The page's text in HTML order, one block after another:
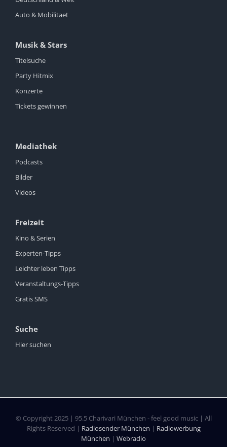
Auto & Mobilitaet
Musik & Stars
Titelsuche
Party Hitmix
Konzerte
Tickets gewinnen
Mediathek
Podcasts
Bilder
Videos
Freizeit
Kino & Serien
Experten-Tipps
Leichter leben Tipps
Veranstaltungs-Tipps
Gratis SMS
Suche
Hier suchen
© Copyright 2025 | 95.5 Charivari München - feel good music | All
Rights Reserved | Radiosender München | Radiowerbung
München | Webradio